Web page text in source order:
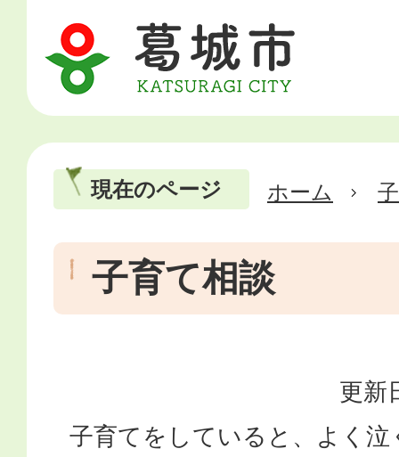
現在のページ ホーム
子育て相談
更新
子育てをしていると、よく